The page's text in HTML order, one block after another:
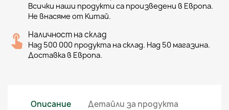
Всички наши продукти са произведени в Европа.
Не внасяме от Китай.
Наличност на склад
Над 500 000 продукта на склад. Над 50 магазина.
Доставка в Европа.
Описание Детайли за продукта